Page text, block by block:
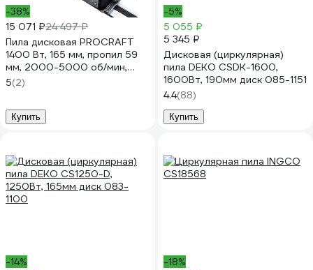
-38%
15 071 ₽24 497 ₽
Пила дисковая PROCRAFT
1400 Вт, 165 мм, пропил 59
мм, 2000-5000 об/мин,
направляющая 140 см
KR2100
5(2)
Купить
-5%
5 055 ₽
5 345 ₽
Дисковая (циркулярная)
пила DEKO CSDK-1600,
1600Вт, 190мм диск 085-1151
4.4(88)
Купить
-14%
-18%